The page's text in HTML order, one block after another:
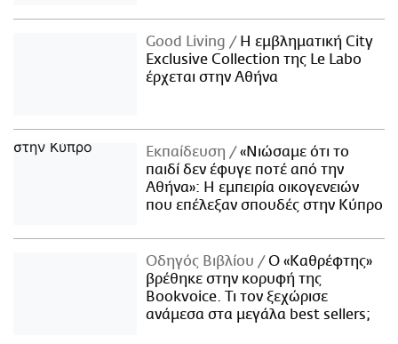
Good Living
Η εμβληματική City
Exclusive Collection της Le Labo
έρχεται στην Αθήνα
Εκπαίδευση
«Νιώσαμε ότι το
παιδί δεν έφυγε ποτέ από την
Αθήνα»: Η εμπειρία οικογενειών
που επέλεξαν σπουδές στην Κύπρο
Οδηγός Βιβλίου
Ο «Καθρέφτης»
βρέθηκε στην κορυφή της
Bookvoice. Τι τον ξεχώρισε
ανάμεσα στα μεγάλα best sellers;